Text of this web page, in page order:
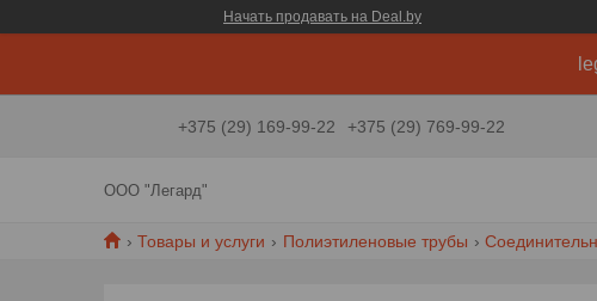
Начать продавать на Deal.by
+375 (29) 169-99-22 +375 (29) 769-99-22
ООО "Легард"
Товары и услуги Полиэтиленовые трубы